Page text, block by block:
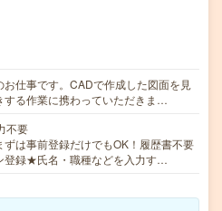
仕事です。CADで作成した図面を見
する作業に携わっていただきま…
不要
は事前登録だけでもOK！履歴書不要
登録★氏名・職種などを入力す…